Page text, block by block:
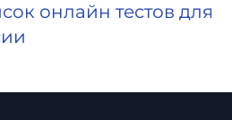
онлайн тестов для